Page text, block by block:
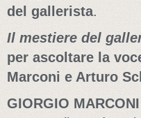
del gallerista.
Il mestiere del
per ascoltare la
Marconi e Arturo
GIORGIO MARCONI